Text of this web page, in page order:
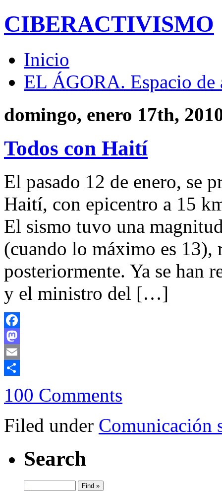
CIBERACTIVISMO
Inicio
EL ÁGORA. Espacio de
domingo, enero 17th,
Todos con Haití
El pasado 12 de enero, se
Haití, con epicentro a 15
El sismo tuvo una
(cuando lo máximo es 13),
posteriormente. Ya se han
y el ministro del […]
Facebook
Mastodon
Email
100 Comments
Filed under Comunicación
Search